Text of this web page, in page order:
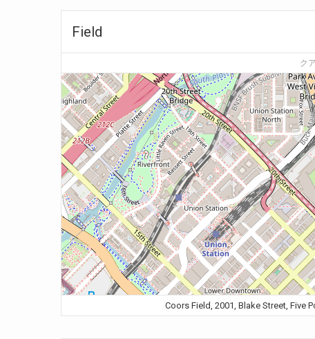
Field
ク
Coors Field, 2001, Blake Street, Five